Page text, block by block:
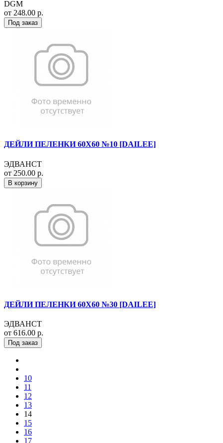
DGM
от 248.00 р.
Под заказ
ДЕЙЛИ ПЕЛЕНКИ 60Х60 №10 [DAILEE]
ЭДВАНСТ
от 250.00 р.
В корзину
ДЕЙЛИ ПЕЛЕНКИ 60Х60 №30 [DAILEE]
ЭДВАНСТ
от 616.00 р.
Под заказ
10
11
12
13
14
15
16
17